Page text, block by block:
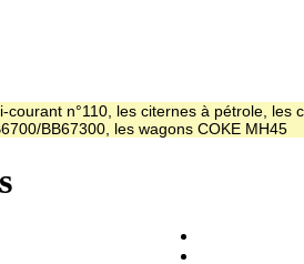
n°110, les citernes à pétrole, les
BB67300, les wagons COKE MH45